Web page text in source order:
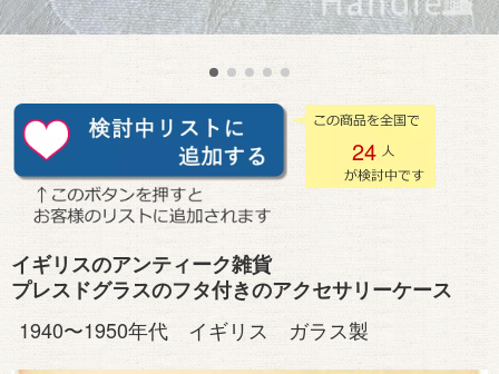
24
イギリスのアンティーク雑貨
プレスドグラスのフタ付きのアクセサリーケース
1940〜1950年代 イギリス ガラス製